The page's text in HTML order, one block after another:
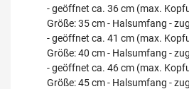
- geöffnet ca. 36 cm (max.
Größe: 35 cm - Halsumfang -
- geöffnet ca. 41 cm (max.
Größe: 40 cm - Halsumfang -
- geöffnet ca. 46 cm (max.
Größe: 45 cm - Halsumfang -